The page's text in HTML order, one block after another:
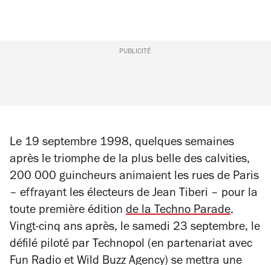
PUBLICITÉ
Le 19 septembre 1998, quelques semaines
après le triomphe de la plus belle des calvities,
200 000 guincheurs animaient les rues de Paris
– effrayant les électeurs de Jean Tiberi – pour la
toute première édition de la Techno Parade.
Vingt-cinq ans après, le samedi 23 septembre, le
défilé piloté par Technopol (en partenariat avec
Fun Radio et Wild Buzz Agency) se mettra une